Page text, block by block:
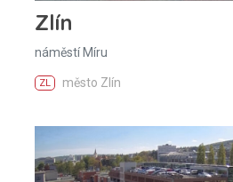
Zlín
náměstí Míru
ZL město Zlín